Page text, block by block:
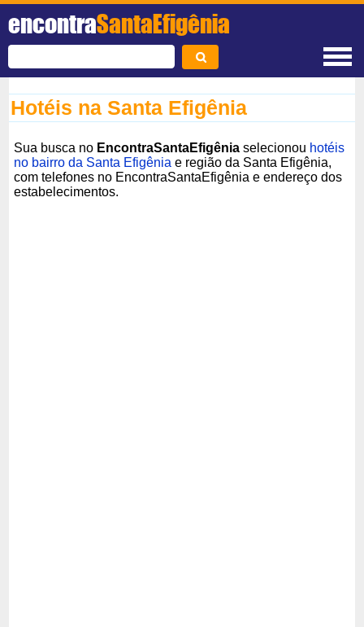
encontraSantaEfigênia
Hotéis na Santa Efigênia
Sua busca no EncontraSantaEfigênia selecionou hotéis
no bairro da Santa Efigênia e região da Santa Efigênia,
com telefones no EncontraSantaEfigênia e endereço dos
estabelecimentos.